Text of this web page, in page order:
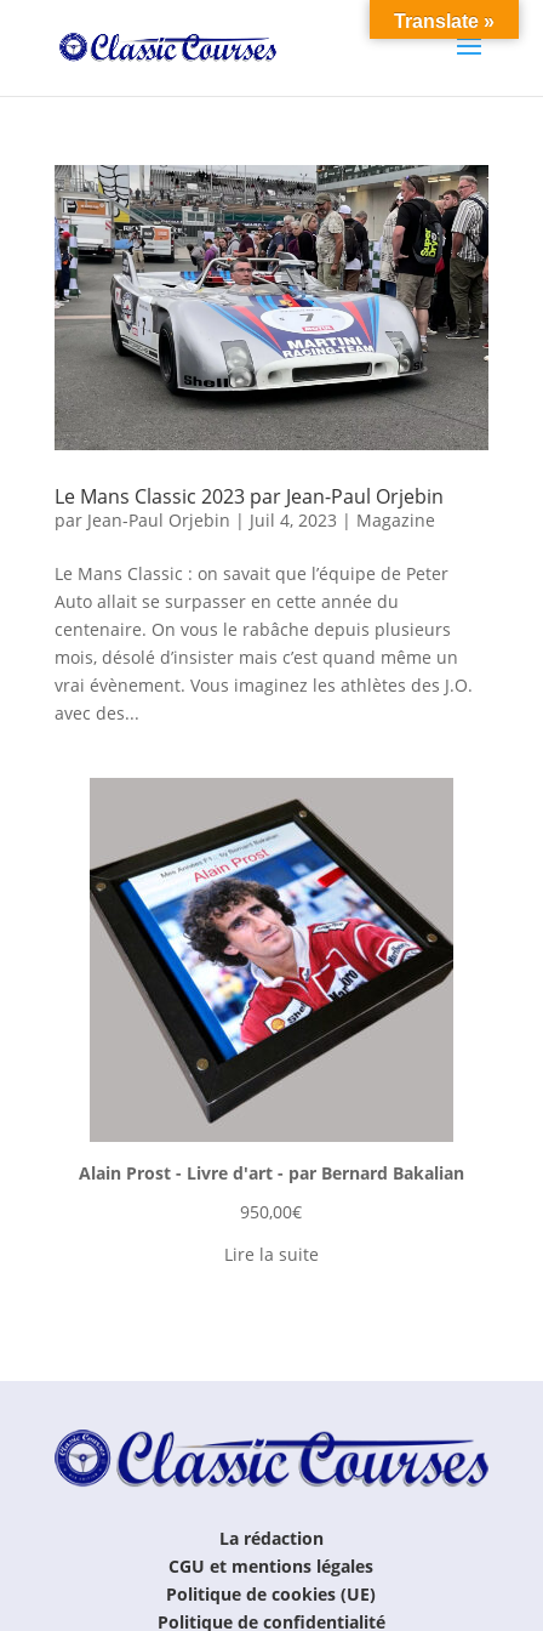
Le Mans Classic 2023 par Jean-Paul Orjebin
par Jean-Paul Orjebin | Juil 4, 2023 | Magazine
Le Mans Classic : on savait que l’équipe de Peter
Auto allait se surpasser en cette année du
centenaire. On vous le rabâche depuis plusieurs
mois, désolé d’insister mais c’est quand même un
vrai évènement. Vous imaginez les athlètes des J.O.
avec des...
Alain Prost - Livre d'art - par Bernard Bakalian
950,00€
Lire la suite
La rédaction
CGU et mentions légales
Politique de cookies (UE)
Politique de confidentialité
Translate »